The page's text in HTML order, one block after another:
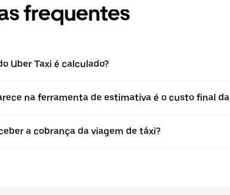
frequentes
Uber Taxi é calculado?
na ferramenta de estimativa é o custo final
a cobrança da viagem de táxi?